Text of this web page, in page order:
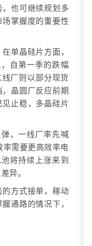
也可继续规划多
掌握度的重要性
单晶硅片方面，
自第一季的跌幅
厂则以部分现货
晶圆厂反应前期
止稳，多晶硅片
，一线厂率先喊
需要更高效率电
将持续上涨来到
异。
方式接单，稼动
通路的情况下，